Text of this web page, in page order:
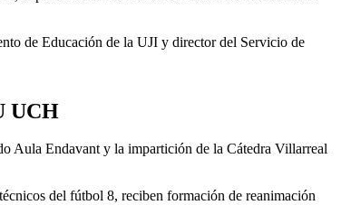
de Educación de la UJI y director del Servicio de
UCH
Aula Endavant y la impartición de la Cátedra Villarreal
del fútbol 8, reciben formación de reanimación